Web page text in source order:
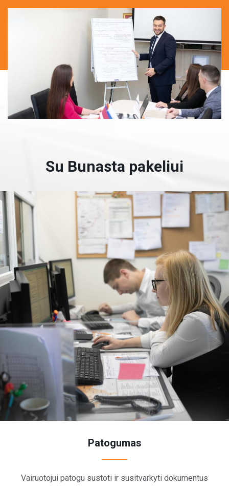
Su Bunasta pakeliui
Patogumas
Vairuotojui patogu sustoti ir susitvarkyti dokumentus